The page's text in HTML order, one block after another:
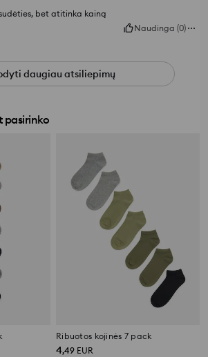
bet atitinka kainą
Naudinga (0)
daugiau atsiliepimų
pasirinko
Ribuotos kojinės 7 pack
4,49 EUR